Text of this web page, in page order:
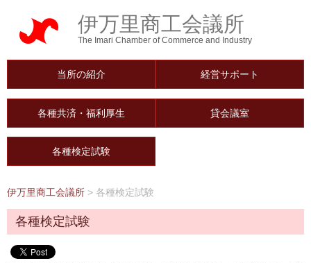
伊万里商工会議所
The Imari Chamber of Commerce and Industry
当所の紹介 経営サポート
各種共済・福利厚生 貸会議室
各種検定試験
伊万里商工会議所 > 各種検定試験
各種検定試験